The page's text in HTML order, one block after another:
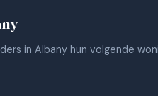
in Albany hun volgende